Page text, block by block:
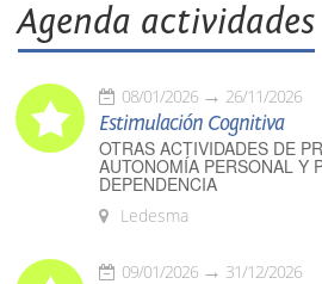
Agenda actividades
08/01/2026 26/11/2026
Estimulación Cognitiva
OTRAS ACTIVIDADES DE
AUTONOMÍA PERSONAL Y
DEPENDENCIA
Ledesma
09/01/2026 31/12/2026